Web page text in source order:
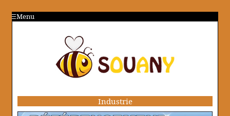
Menu
Industrie